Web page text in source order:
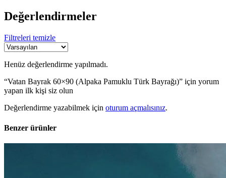
Değerlendirmeler
Filtreleri temizle
Henüz değerlendirme yapılmadı.
“Vatan Bayrak 60×90 (Alpaka Pamuklu Türk Bayrağı)” için yorum
yapan ilk kişi siz olun
Değerlendirme yazabilmek için oturum açmalısınız.
Benzer ürünler